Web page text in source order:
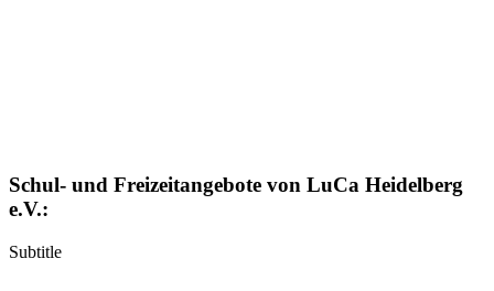
Schul- und Freizeitangebote von LuCa Heidelberg
e.V.:
Subtitle